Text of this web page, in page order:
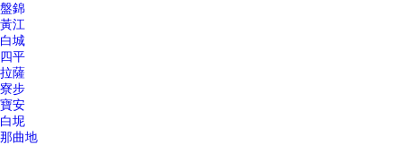
盤錦
黃江
白城
四平
拉薩
寮步
寶安
白坭
那曲地